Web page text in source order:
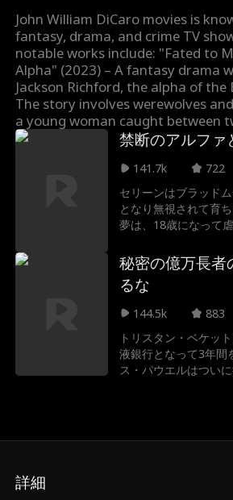
元帥/将軍 マフィア
敵から恋人へ 転生
Roman Chsherba
kov
Grace
ラギッド
相続人/社会人
お涙ちょう
転生
犯罪組織の
Alexander Trumb
スラ
Jarred Harper Daniela
Avery Lynch
John William DiCaro movies is
fantasy, drama, and crime TV
notable works include: "Fated to
Alpha" (2023) – A fantasy drama
Jackson Richford, the alpha of the
The story involves werewolves
a young woman caught between
禁断のアルファ
141.7k
722
セリーンはブラッド
となり無視されて育
夢は、18歳になって
画を持っていて、す
偶者がブラッド・ム
ソンであることに気
嫌いで逃げたいと思
も彼ですか？もう一
間だと主張したらど
秘密の億万長者
るな
144.5k
883
トリスタン・ベケッ
液銀行となって3年間
ス・パウエルはつい
ウィリアム・ポープ
詳細